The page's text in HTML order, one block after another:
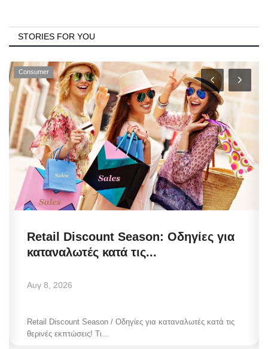
STORIES FOR YOU
Consumer
Retail Discount Season: Οδηγίες για
καταναλωτές κατά τις...
Αυγ 8, 2026
Retail Discount Season / Οδηγίες για καταναλωτές κατά τις
θερινές εκπτώσεις! Τι...